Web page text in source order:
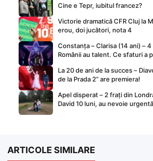
Cine e Tepr, iubitul francez?
Victorie dramatică CFR Cluj la
erou, doi jucători, nota 4
Constanța – Clarisa (14 ani) – 4
Românii au talent. Ce sfaturi a
La 20 de ani de la succes –
de la Prada 2” are premiera!
Apel disperat – 2 frați din
David 10 luni, au nevoie
ARTICOLE SIMILARE